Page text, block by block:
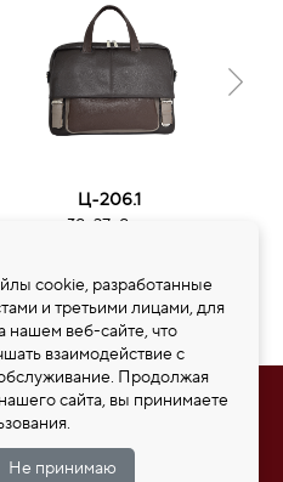
Ц-206.1
38х27х8 см
5, ПСК "Нобелевская дорога"
cookie, разработанные
и третьими лицами, для
нашем веб-сайте, что
взаимодействие с
Продолжая
сайта, вы принимаете
Не принимаю